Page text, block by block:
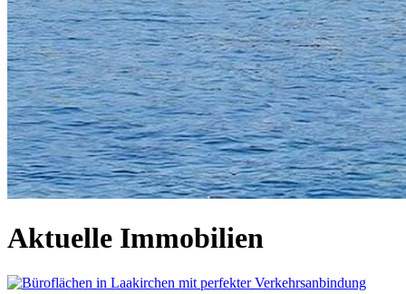
Aktuelle Immobilien